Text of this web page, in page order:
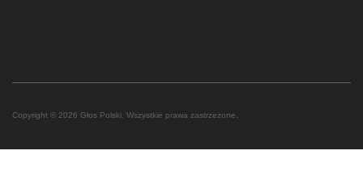
Copyright © 2026 Głos Polski. Wszystkie prawa zastrzeżone.